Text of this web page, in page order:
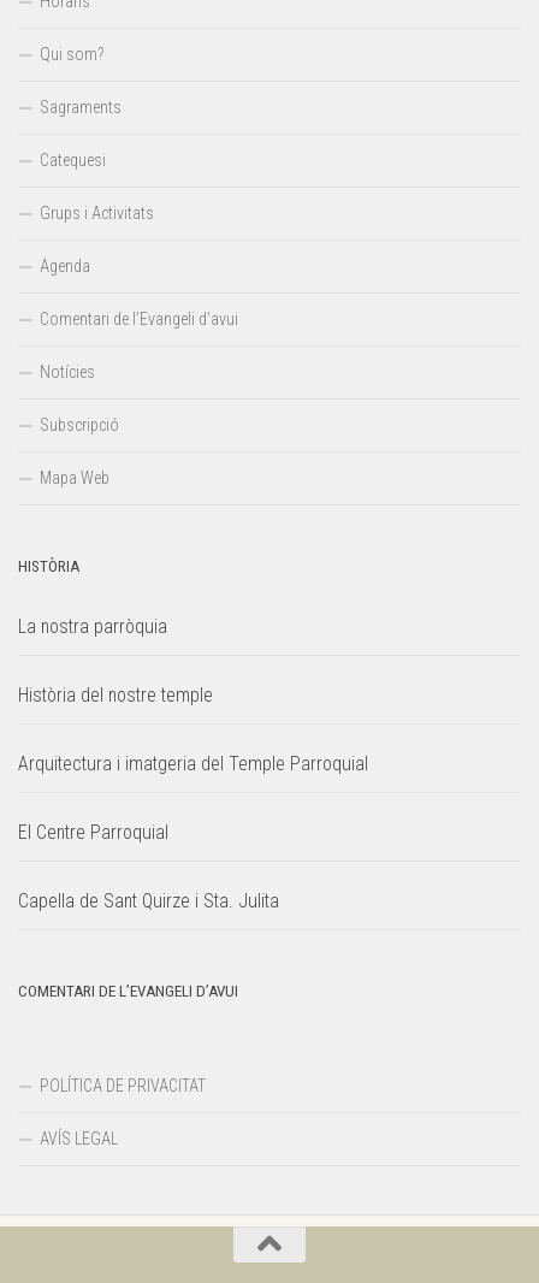
Qui som?
Sagraments
Catequesi
Grups i Activitats
Agenda
Comentari de l’Evangeli d’avui
Notícies
Subscripció
Mapa Web
HISTÒRIA
La nostra parròquia
Història del nostre temple
Arquitectura i imatgeria del Temple Parroquial
El Centre Parroquial
Capella de Sant Quirze i Sta. Julita
COMENTARI DE L’EVANGELI D’AVUI
POLÍTICA DE PRIVACITAT
AVÍS LEGAL